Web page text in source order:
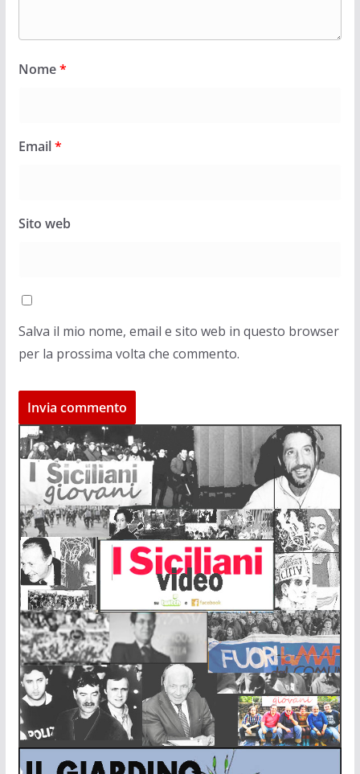
Nome*
Email*
Sito web
Salva il mio nome, email e sito web in questo browser
per la prossima volta che commento.